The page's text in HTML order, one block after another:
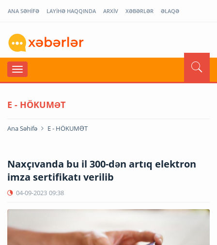
ANA SƏHİFƏ LAYİHƏ HAQQINDA ARXİV XƏBƏRLƏR ƏLAQƏ
E - HÖKUMƏT
Ana Səhifə E - HÖKUMƏT
Naxçıvanda bu il 300-dən artıq elektron
imza sertifikatı verilib
04-09-2023 09:38